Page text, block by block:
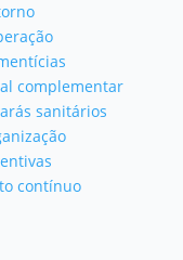
complementar
sanitários
contínuo